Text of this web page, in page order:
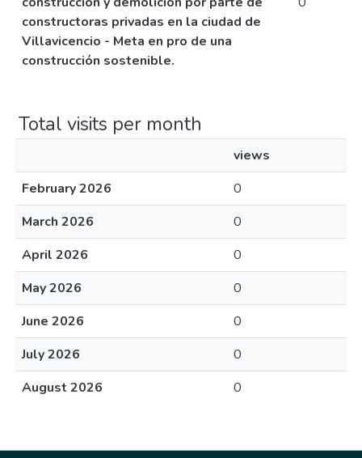
constructoras privadas en la ciudad de
Villavicencio - Meta en pro de una
construcción sostenible.
Total visits per month
views
February 2026
0
March 2026
0
April 2026
0
May 2026
0
June 2026
0
July 2026
0
August 2026
0